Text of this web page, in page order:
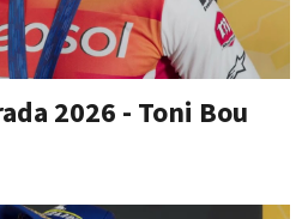
2026 - Toni Bou